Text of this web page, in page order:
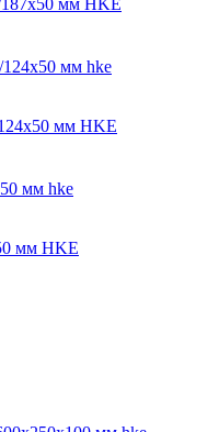
мм HKE
мм HKE